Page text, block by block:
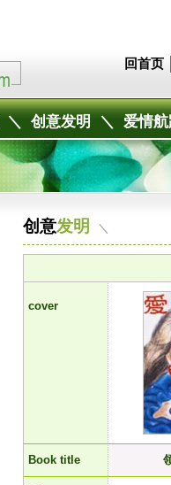
回首页
＼ 创意发明 ＼ 爱情
创意发明 ＼
cover
Book title